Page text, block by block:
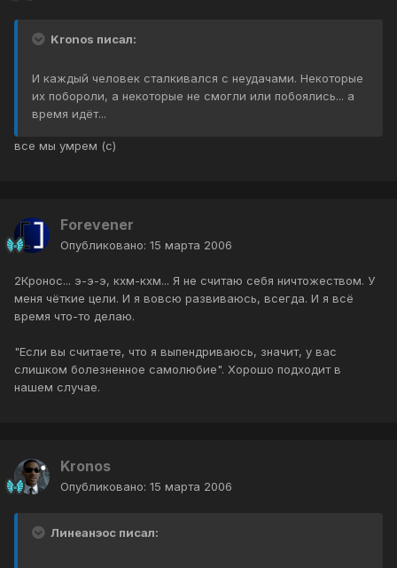
Kronos писал:
И каждый человек сталкивался с неудачами. Некоторые
их побороли, а некоторые не смогли или побоялись... а
время идёт...
все мы умрем (с)
Forevener
Опубликовано: 15 марта 2006
2Кронос... э-э-э, кхм-кхм... Я не считаю себя ничтожеством. У
меня чёткие цели. И я вовсю развиваюсь, всегда. И я всё
время что-то делаю.
"Если вы считаете, что я выпендриваюсь, значит, у вас
слишком болезненное самолюбие". Хорошо подходит в
нашем случае.
Kronos
Опубликовано: 15 марта 2006
Линеанэос писал: